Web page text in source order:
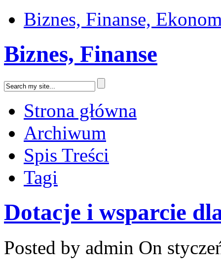
Biznes, Finanse,
Biznes, Finanse
Strona główna
Archiwum
Spis Treści
Tagi
Dotacje i wsparcie
Posted by admin On